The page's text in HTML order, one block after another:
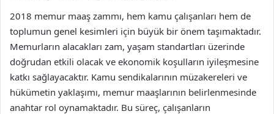
2018 memur maaş zammı, hem kamu çalışanları hem de
toplumun genel kesimleri için büyük bir önem taşımaktadır.
Memurların alacakları zam, yaşam standartları üzerinde
doğrudan etkili olacak ve ekonomik koşulların iyileşmesine
katkı sağlayacaktır. Kamu sendikalarının müzakereleri ve
hükümetin yaklaşımı, memur maaşlarının belirlenmesinde
anahtar rol oynamaktadır. Bu süreç, çalışanların